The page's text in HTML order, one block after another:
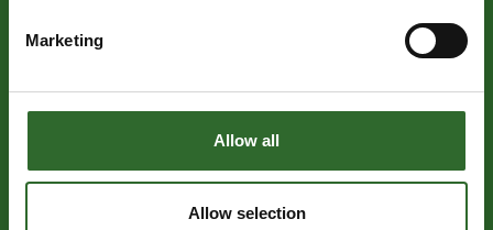
Marketing
Allow all
Allow selection